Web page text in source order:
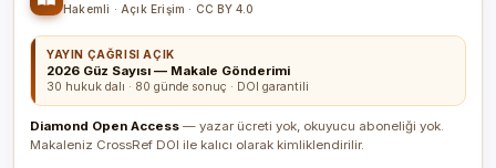
Hakemli · Açık Erişim · CC BY 4.0
YAYIN ÇAĞRISI AÇIK
2026 Güz Sayısı — Makale Gönderimi
30 hukuk dalı · 80 günde sonuç · DOI garantili
Diamond Open Access — yazar ücreti yok, okuyucu aboneliği yok.
Makaleniz CrossRef DOI ile kalıcı olarak kimliklendirilir.